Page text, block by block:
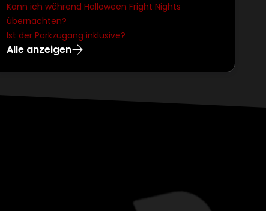
Kann ich während Halloween Fright Nights
übernachten?
Ist der Parkzugang inklusive?
Alle anzeigen